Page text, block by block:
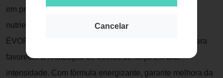
Cancelar
em produtos de alta qualidade e com concentração de
nutrientes, Évora PW.
ÉVORA PW Darkness é um pré-treino desenvolvido para
favorecer a realização de treinos de força em alta
intensidade. Com fórmula energizante, garante melhora da